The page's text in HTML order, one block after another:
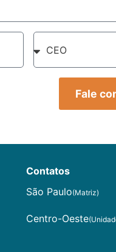
Fale
Contatos
São Paulo(Matriz)
Centro-Oeste